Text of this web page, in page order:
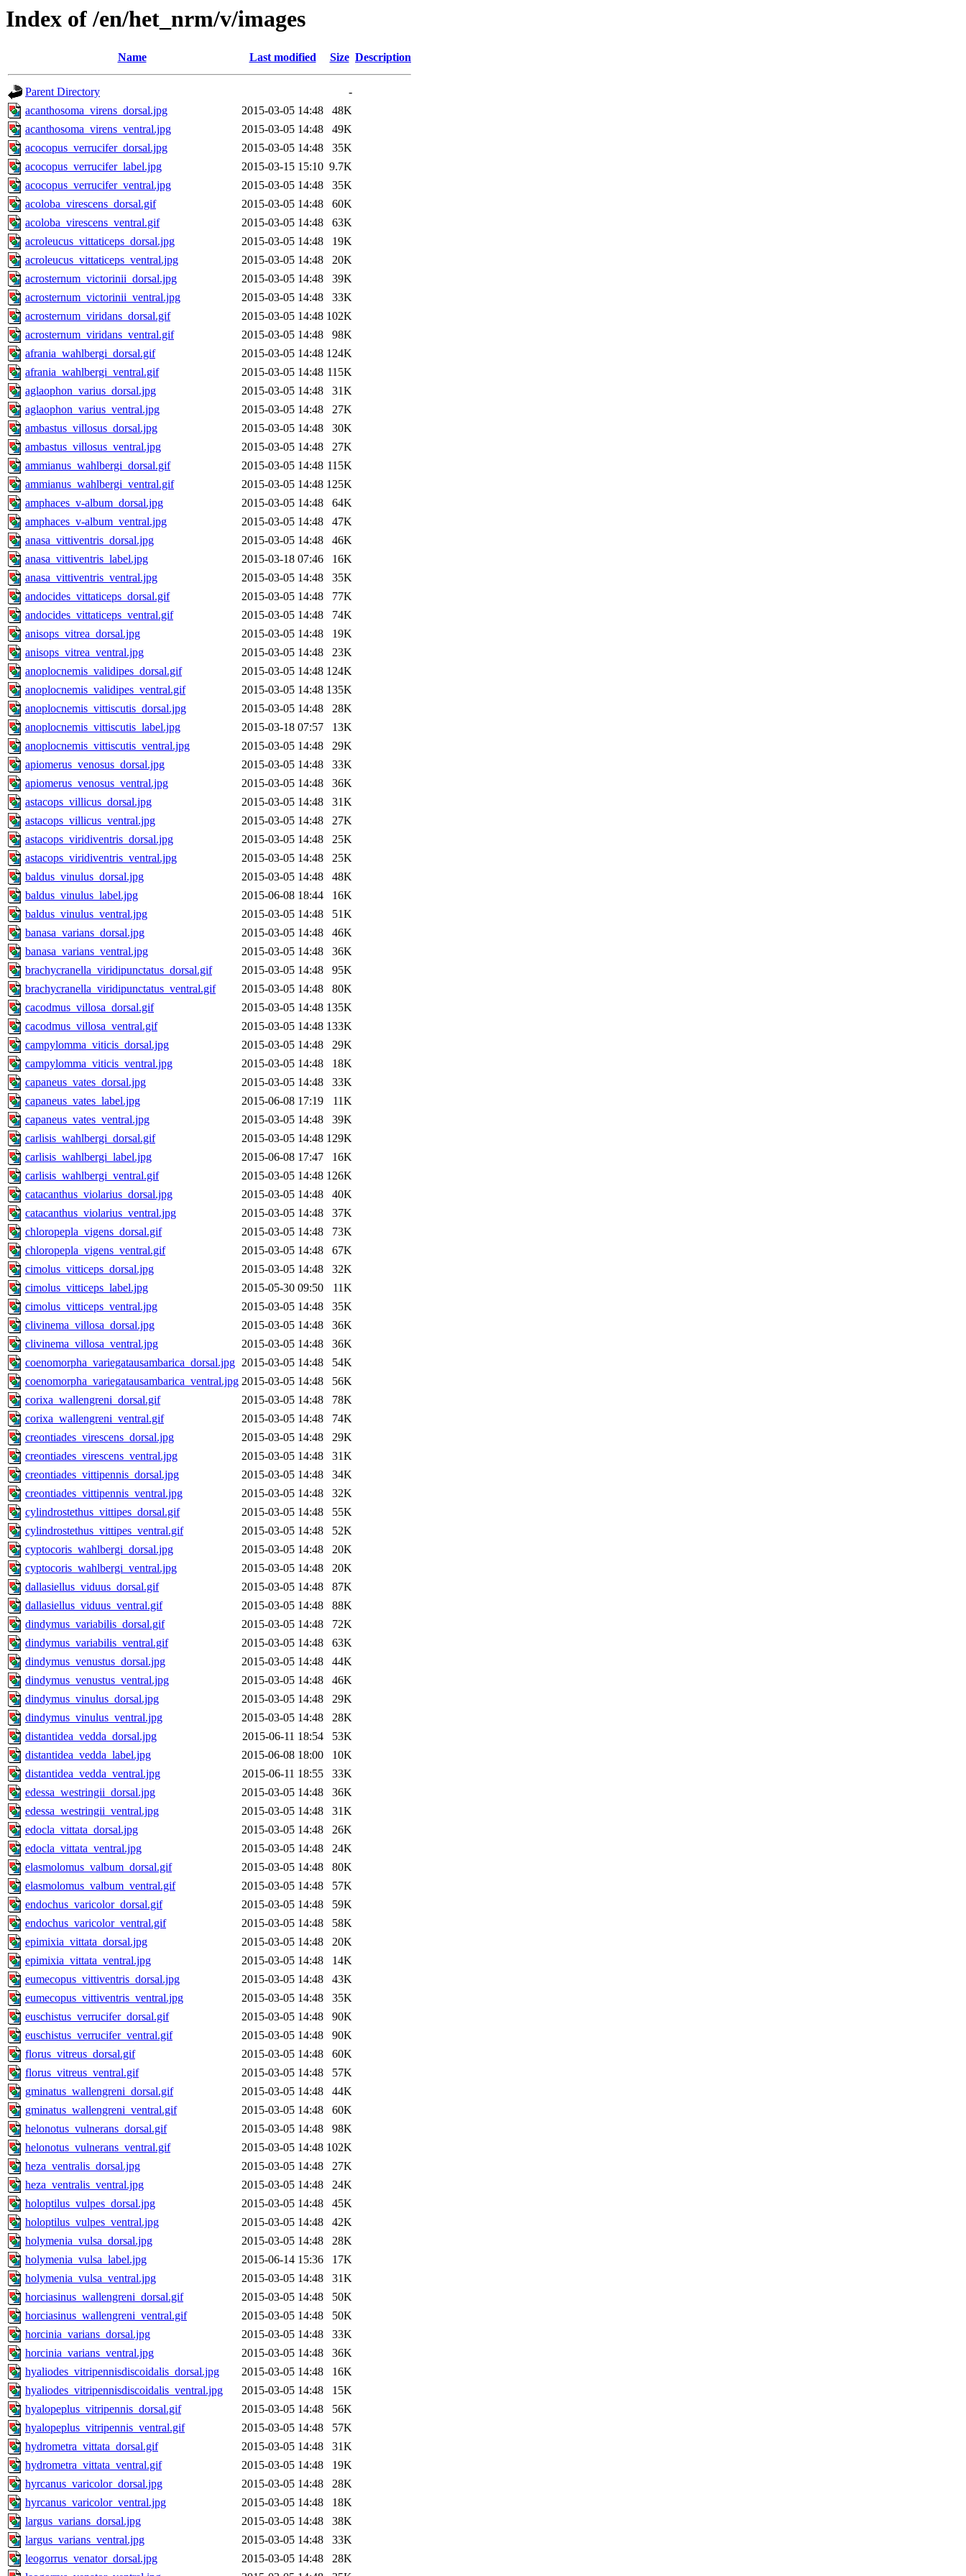
Index of /en/het_nrm/v/images
Name Last modified Size Description
Parent Directory
-
acanthosoma_virens_dorsal.jpg
2015-03-05 14:48
48K
acanthosoma_virens_ventral.jpg
2015-03-05 14:48
49K
acocopus_verrucifer_dorsal.jpg
2015-03-05 14:48
35K
acocopus_verrucifer_label.jpg
2015-03-15 15:10 9.7K
acocopus_verrucifer_ventral.jpg
2015-03-05 14:48
35K
acoloba_virescens_dorsal.gif
2015-03-05 14:48
60K
acoloba_virescens_ventral.gif
2015-03-05 14:48
63K
acroleucus_vittaticeps_dorsal.jpg
2015-03-05 14:48
19K
acroleucus_vittaticeps_ventral.jpg
2015-03-05 14:48
20K
acrosternum_victorinii_dorsal.jpg
2015-03-05 14:48
39K
acrosternum_victorinii_ventral.jpg
2015-03-05 14:48
33K
acrosternum_viridans_dorsal.gif
2015-03-05 14:48 102K
acrosternum_viridans_ventral.gif
2015-03-05 14:48
98K
afrania_wahlbergi_dorsal.gif
2015-03-05 14:48 124K
afrania_wahlbergi_ventral.gif
2015-03-05 14:48 115K
aglaophon_varius_dorsal.jpg
2015-03-05 14:48
31K
aglaophon_varius_ventral.jpg
2015-03-05 14:48
27K
ambastus_villosus_dorsal.jpg
2015-03-05 14:48
30K
ambastus_villosus_ventral.jpg
2015-03-05 14:48
27K
ammianus_wahlbergi_dorsal.gif
2015-03-05 14:48 115K
ammianus_wahlbergi_ventral.gif
2015-03-05 14:48 125K
amphaces_v-album_dorsal.jpg
2015-03-05 14:48
64K
amphaces_v-album_ventral.jpg
2015-03-05 14:48
47K
anasa_vittiventris_dorsal.jpg
2015-03-05 14:48
46K
anasa_vittiventris_label.jpg
2015-03-18 07:46
16K
anasa_vittiventris_ventral.jpg
2015-03-05 14:48
35K
andocides_vittaticeps_dorsal.gif
2015-03-05 14:48
77K
andocides_vittaticeps_ventral.gif
2015-03-05 14:48
74K
anisops_vitrea_dorsal.jpg
2015-03-05 14:48
19K
anisops_vitrea_ventral.jpg
2015-03-05 14:48
23K
anoplocnemis_validipes_dorsal.gif
2015-03-05 14:48 124K
anoplocnemis_validipes_ventral.gif
2015-03-05 14:48 135K
anoplocnemis_vittiscutis_dorsal.jpg
2015-03-05 14:48
28K
anoplocnemis_vittiscutis_label.jpg
2015-03-18 07:57
13K
anoplocnemis_vittiscutis_ventral.jpg
2015-03-05 14:48
29K
apiomerus_venosus_dorsal.jpg
2015-03-05 14:48
33K
apiomerus_venosus_ventral.jpg
2015-03-05 14:48
36K
astacops_villicus_dorsal.jpg
2015-03-05 14:48
31K
astacops_villicus_ventral.jpg
2015-03-05 14:48
27K
astacops_viridiventris_dorsal.jpg
2015-03-05 14:48
25K
astacops_viridiventris_ventral.jpg
2015-03-05 14:48
25K
baldus_vinulus_dorsal.jpg
2015-03-05 14:48
48K
baldus_vinulus_label.jpg
2015-06-08 18:44
16K
baldus_vinulus_ventral.jpg
2015-03-05 14:48
51K
banasa_varians_dorsal.jpg
2015-03-05 14:48
46K
banasa_varians_ventral.jpg
2015-03-05 14:48
36K
brachycranella_viridipunctatus_dorsal.gif
2015-03-05 14:48
95K
brachycranella_viridipunctatus_ventral.gif
2015-03-05 14:48
80K
cacodmus_villosa_dorsal.gif
2015-03-05 14:48 135K
cacodmus_villosa_ventral.gif
2015-03-05 14:48 133K
campylomma_viticis_dorsal.jpg
2015-03-05 14:48
29K
campylomma_viticis_ventral.jpg
2015-03-05 14:48
18K
capaneus_vates_dorsal.jpg
2015-03-05 14:48
33K
capaneus_vates_label.jpg
2015-06-08 17:19
11K
capaneus_vates_ventral.jpg
2015-03-05 14:48
39K
carlisis_wahlbergi_dorsal.gif
2015-03-05 14:48 129K
carlisis_wahlbergi_label.jpg
2015-06-08 17:47
16K
carlisis_wahlbergi_ventral.gif
2015-03-05 14:48 126K
catacanthus_violarius_dorsal.jpg
2015-03-05 14:48
40K
catacanthus_violarius_ventral.jpg
2015-03-05 14:48
37K
chloropepla_vigens_dorsal.gif
2015-03-05 14:48
73K
chloropepla_vigens_ventral.gif
2015-03-05 14:48
67K
cimolus_vitticeps_dorsal.jpg
2015-03-05 14:48
32K
cimolus_vitticeps_label.jpg
2015-05-30 09:50
11K
cimolus_vitticeps_ventral.jpg
2015-03-05 14:48
35K
clivinema_villosa_dorsal.jpg
2015-03-05 14:48
36K
clivinema_villosa_ventral.jpg
2015-03-05 14:48
36K
coenomorpha_variegatausambarica_dorsal.jpg 2015-03-05 14:48
54K
coenomorpha_variegatausambarica_ventral.jpg 2015-03-05 14:48
56K
corixa_wallengreni_dorsal.gif
2015-03-05 14:48
78K
corixa_wallengreni_ventral.gif
2015-03-05 14:48
74K
creontiades_virescens_dorsal.jpg
2015-03-05 14:48
29K
creontiades_virescens_ventral.jpg
2015-03-05 14:48
31K
creontiades_vittipennis_dorsal.jpg
2015-03-05 14:48
34K
creontiades_vittipennis_ventral.jpg
2015-03-05 14:48
32K
cylindrostethus_vittipes_dorsal.gif
2015-03-05 14:48
55K
cylindrostethus_vittipes_ventral.gif
2015-03-05 14:48
52K
cyptocoris_wahlbergi_dorsal.jpg
2015-03-05 14:48
20K
cyptocoris_wahlbergi_ventral.jpg
2015-03-05 14:48
20K
dallasiellus_viduus_dorsal.gif
2015-03-05 14:48
87K
dallasiellus_viduus_ventral.gif
2015-03-05 14:48
88K
dindymus_variabilis_dorsal.gif
2015-03-05 14:48
72K
dindymus_variabilis_ventral.gif
2015-03-05 14:48
63K
dindymus_venustus_dorsal.jpg
2015-03-05 14:48
44K
dindymus_venustus_ventral.jpg
2015-03-05 14:48
46K
dindymus_vinulus_dorsal.jpg
2015-03-05 14:48
29K
dindymus_vinulus_ventral.jpg
2015-03-05 14:48
28K
distantidea_vedda_dorsal.jpg
2015-06-11 18:54
53K
distantidea_vedda_label.jpg
2015-06-08 18:00
10K
distantidea_vedda_ventral.jpg
2015-06-11 18:55
33K
edessa_westringii_dorsal.jpg
2015-03-05 14:48
36K
edessa_westringii_ventral.jpg
2015-03-05 14:48
31K
edocla_vittata_dorsal.jpg
2015-03-05 14:48
26K
edocla_vittata_ventral.jpg
2015-03-05 14:48
24K
elasmolomus_valbum_dorsal.gif
2015-03-05 14:48
80K
elasmolomus_valbum_ventral.gif
2015-03-05 14:48
57K
endochus_varicolor_dorsal.gif
2015-03-05 14:48
59K
endochus_varicolor_ventral.gif
2015-03-05 14:48
58K
epimixia_vittata_dorsal.jpg
2015-03-05 14:48
20K
epimixia_vittata_ventral.jpg
2015-03-05 14:48
14K
eumecopus_vittiventris_dorsal.jpg
2015-03-05 14:48
43K
eumecopus_vittiventris_ventral.jpg
2015-03-05 14:48
35K
euschistus_verrucifer_dorsal.gif
2015-03-05 14:48
90K
euschistus_verrucifer_ventral.gif
2015-03-05 14:48
90K
florus_vitreus_dorsal.gif
2015-03-05 14:48
60K
florus_vitreus_ventral.gif
2015-03-05 14:48
57K
gminatus_wallengreni_dorsal.gif
2015-03-05 14:48
44K
gminatus_wallengreni_ventral.gif
2015-03-05 14:48
60K
helonotus_vulnerans_dorsal.gif
2015-03-05 14:48
98K
helonotus_vulnerans_ventral.gif
2015-03-05 14:48 102K
heza_ventralis_dorsal.jpg
2015-03-05 14:48
27K
heza_ventralis_ventral.jpg
2015-03-05 14:48
24K
holoptilus_vulpes_dorsal.jpg
2015-03-05 14:48
45K
holoptilus_vulpes_ventral.jpg
2015-03-05 14:48
42K
holymenia_vulsa_dorsal.jpg
2015-03-05 14:48
28K
holymenia_vulsa_label.jpg
2015-06-14 15:36
17K
holymenia_vulsa_ventral.jpg
2015-03-05 14:48
31K
horciasinus_wallengreni_dorsal.gif
2015-03-05 14:48
50K
horciasinus_wallengreni_ventral.gif
2015-03-05 14:48
50K
horcinia_varians_dorsal.jpg
2015-03-05 14:48
33K
horcinia_varians_ventral.jpg
2015-03-05 14:48
36K
hyaliodes_vitripennisdiscoidalis_dorsal.jpg
2015-03-05 14:48
16K
hyaliodes_vitripennisdiscoidalis_ventral.jpg
2015-03-05 14:48
15K
hyalopeplus_vitripennis_dorsal.gif
2015-03-05 14:48
56K
hyalopeplus_vitripennis_ventral.gif
2015-03-05 14:48
57K
hydrometra_vittata_dorsal.gif
2015-03-05 14:48
31K
hydrometra_vittata_ventral.gif
2015-03-05 14:48
19K
hyrcanus_varicolor_dorsal.jpg
2015-03-05 14:48
28K
hyrcanus_varicolor_ventral.jpg
2015-03-05 14:48
18K
largus_varians_dorsal.jpg
2015-03-05 14:48
38K
largus_varians_ventral.jpg
2015-03-05 14:48
33K
leogorrus_venator_dorsal.jpg
2015-03-05 14:48
28K